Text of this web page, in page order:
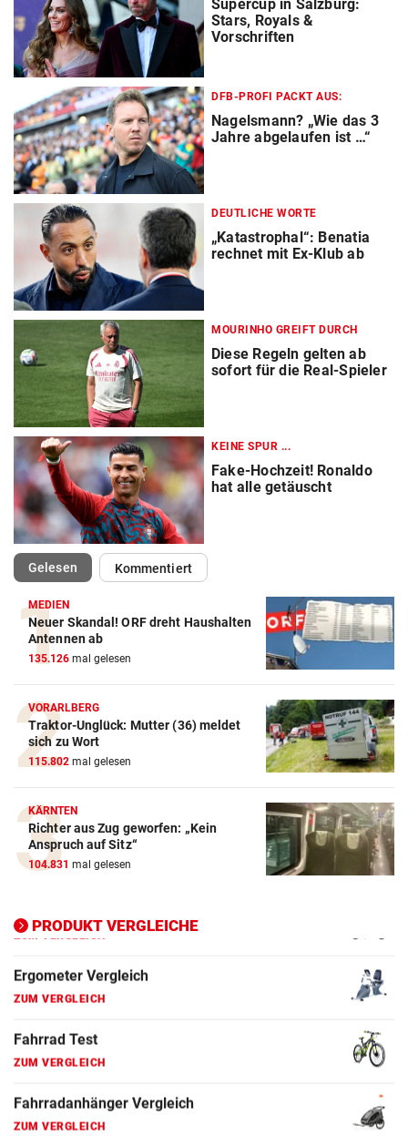
Supercup in Salzburg:
Stars, Royals &
Vorschriften
DFB-PROFI PACKT AUS:
Nagelsmann? „Wie das 3
Jahre abgelaufen ist …“
DEUTLICHE WORTE
„Katastrophal“: Benatia
rechnet mit Ex-Klub ab
MOURINHO GREIFT DURCH
Diese Regeln gelten ab
sofort für die Real-Spieler
KEINE SPUR ...
Fake-Hochzeit! Ronaldo
hat alle getäuscht
Gelesen(ausgewählt)Kommentiert
MEDIEN
Neuer Skandal! ORF dreht Haushalten
Antennen ab
135.126 mal gelesen
VORARLBERG
Traktor-Unglück: Mutter (36) meldet
sich zu Wort
115.802 mal gelesen
KÄRNTEN
Richter aus Zug geworfen: „Kein
Anspruch auf Sitz“
104.831 mal gelesen
PRODUKT VERGLEICHE
Action-Cam Vergleich
ZUM VERGLEICH
Crosstrainer Vergleich
ZUM VERGLEICH
E-Bike Vergleich
ZUM VERGLEICH
Elektro-Scooter Vergleich
ZUM VERGLEICH
ZUM VERGLEICH
ZUM VERGLEICH
ZUM VERGLEICH
ZUM VERGLEICH